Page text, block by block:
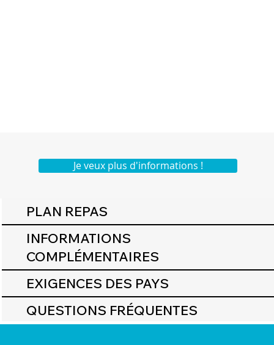
Je veux plus d'informations !
PLAN REPAS
INFORMATIONS
COMPLÉMENTAIRES
EXIGENCES DES PAYS
QUESTIONS FRÉQUENTES